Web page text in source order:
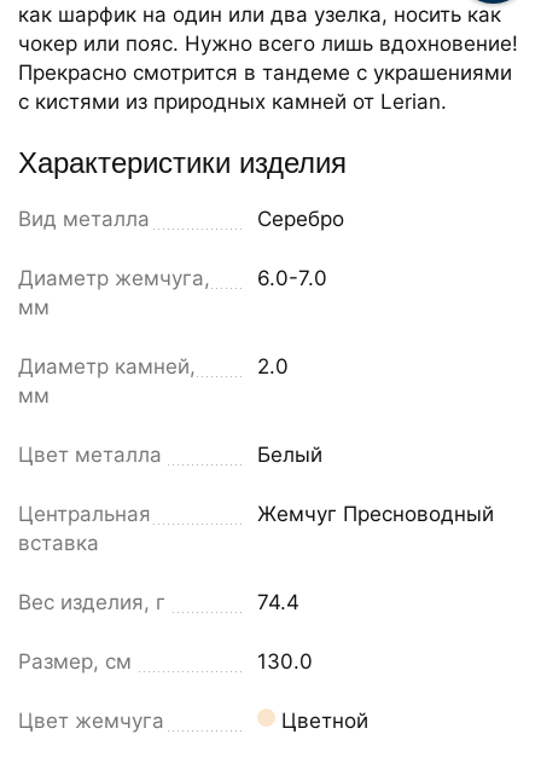
как шарфик на один или два узелка, носить как
чокер или пояс. Нужно всего лишь вдохновение!
Прекрасно смотрится в тандеме с украшениями
с кистями из природных камней от Lerian.
Характеристики изделия
Вид металла Серебро
Диаметр жемчуга,
мм
6.0-7.0
Диаметр камней,
мм
2.0
Цвет металла Белый
Центральная
вставка
Жемчуг Пресноводный
Вес изделия, г 74.4
Размер, см 130.0
Цвет жемчуга Цветной